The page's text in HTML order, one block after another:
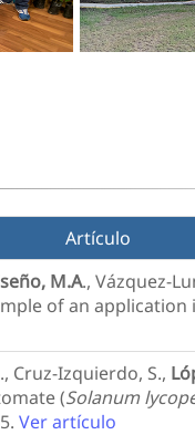
Artículo
M.A., Vázquez-
of an application
Cruz-Izquierdo, S.,
(Solanum
Ver artículo